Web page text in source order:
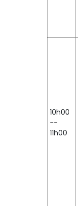
10h00
--
11h00